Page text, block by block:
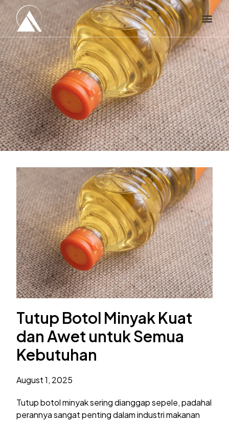
Tutup Botol Minyak Kuat
dan Awet untuk Semua
Kebutuhan
August 1, 2025
Tutup botol minyak sering dianggap sepele, padahal
perannya sangat penting dalam industri makanan